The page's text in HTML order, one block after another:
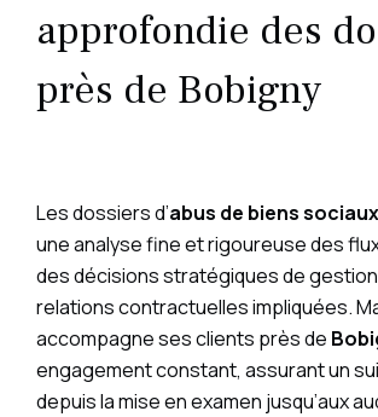
approfondie des
près de Bobigny
Les dossiers d’abus de biens sociaux
une analyse fine et rigoureuse des
des décisions stratégiques de
relations contractuelles impliquées.
accompagne ses clients près de
engagement constant, assurant un
depuis la mise en examen jusqu’aux